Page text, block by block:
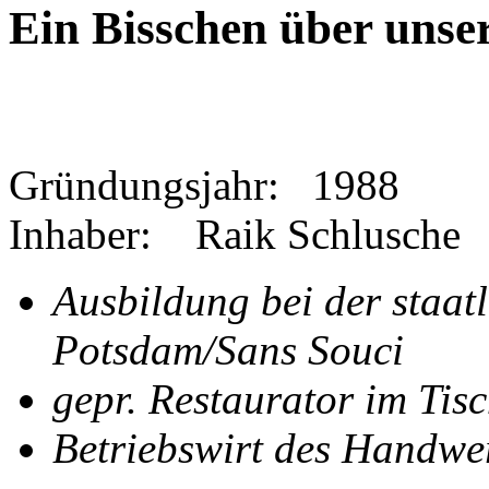
Ein Bisschen über
Gründungsjahr: 1988
Inhaber: Raik Schlusche
Ausbildung bei der
Potsdam/Sans Souci
gepr. Restaurator im
Betriebswirt des